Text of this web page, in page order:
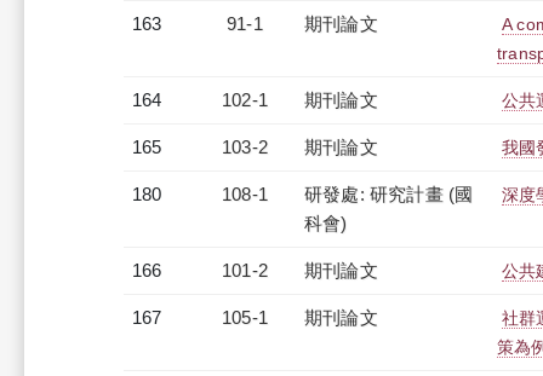
163 91-1 期刊論文
A
164 102-1 期刊論文 公共
165 103-2 期刊論文 我國
180 108-1
研發處: 研究計畫 (國
科會)
深度
166 101-2 期刊論文 公共
167 105-1 期刊論文
社群
策為